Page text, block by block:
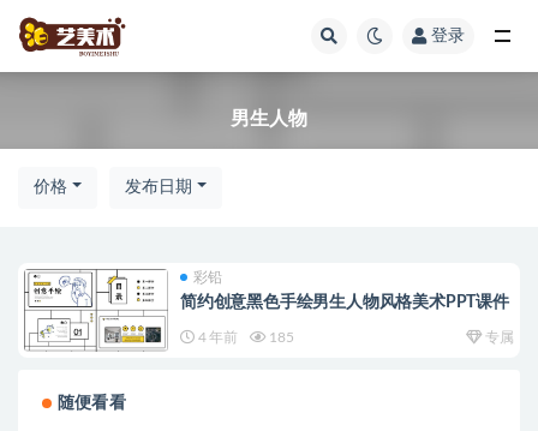
登录
男生人物
价格 发布日期
彩铅
简约创意黑色手绘男生人物风格美术PPT课件
4 年前 185 专属
随便看看